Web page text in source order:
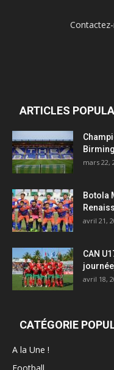
ARTICLES
mars 22,
Botola
avril 21,
CAN
avril 18,
CATÉGORIE
A la Une !